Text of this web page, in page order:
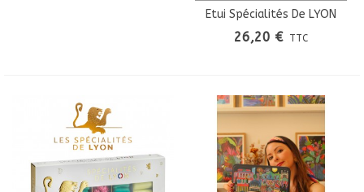
Etui Spécialités De LYON
N°1
26,20 € TTC